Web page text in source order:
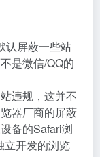
认屏蔽一些站
是微信/QQ的
违规，这并不
器厂商的屏蔽
备的Safari浏
立开发的浏览